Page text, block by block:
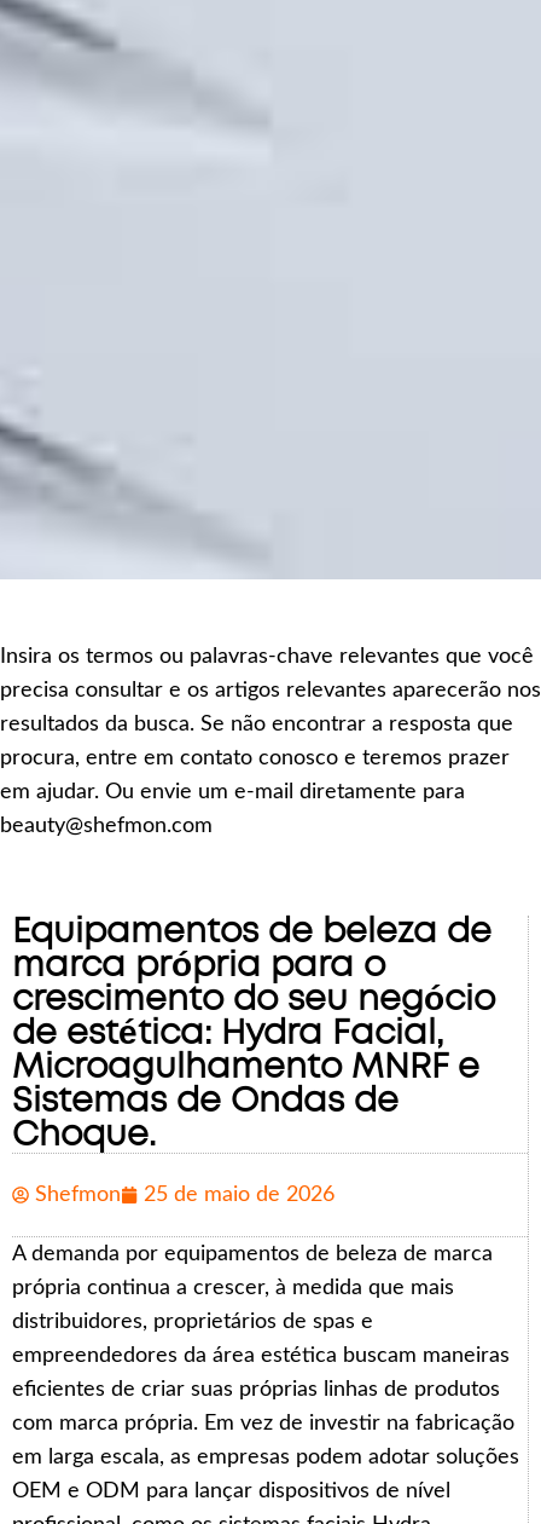
Insira os termos ou palavras-chave relevantes que você
precisa consultar e os artigos relevantes aparecerão nos
resultados da busca. Se não encontrar a resposta que
procura, entre em contato conosco e teremos prazer
em ajudar. Ou envie um e-mail diretamente para
beauty@shefmon.com
Equipamentos de beleza de
marca própria para o
crescimento do seu negócio
de estética: Hydra Facial,
Microagulhamento MNRF e
Sistemas de Ondas de
Choque.
Shefmon 25 de maio de 2026
A demanda por equipamentos de beleza de marca
própria continua a crescer, à medida que mais
distribuidores, proprietários de spas e
empreendedores da área estética buscam maneiras
eficientes de criar suas próprias linhas de produtos
com marca própria. Em vez de investir na fabricação
em larga escala, as empresas podem adotar soluções
OEM e ODM para lançar dispositivos de nível